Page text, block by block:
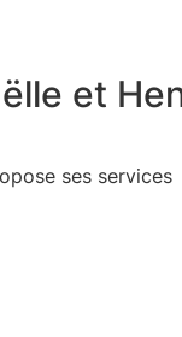
et
ses services